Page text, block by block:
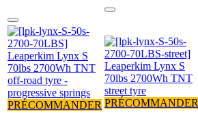
PRÉCOMMANDER PRÉCOMMANDER